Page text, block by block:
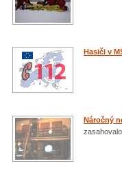
Hasiči v
Náročný